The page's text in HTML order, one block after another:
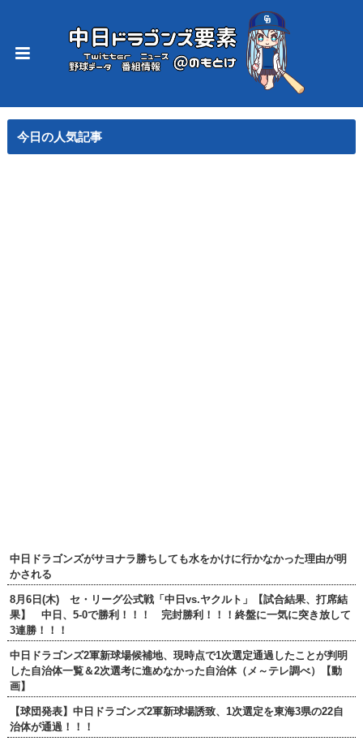
今日の人気記事
中日ドラゴンズがサヨナラ勝ちしても水をかけに行かなかった理由が明
かされる
8月6日(木) セ・リーグ公式戦「中日vs.ヤクルト」【試合結果、打席結
果】 中日、5-0で勝利！！！ 完封勝利！！！終盤に一気に突き放して
3連勝！！！
中日ドラゴンズ2軍新球場候補地、現時点で1次選定通過したことが判明
した自治体一覧＆2次選考に進めなかった自治体（メ～テレ調べ）【動
画】
【球団発表】中日ドラゴンズ2軍新球場誘致、1次選定を東海3県の22自
治体が通過！！！